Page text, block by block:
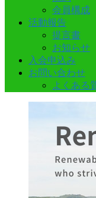
会員構成
活動報告
提言書
お知らせ
入会申込み
お問い合わせ
よくある